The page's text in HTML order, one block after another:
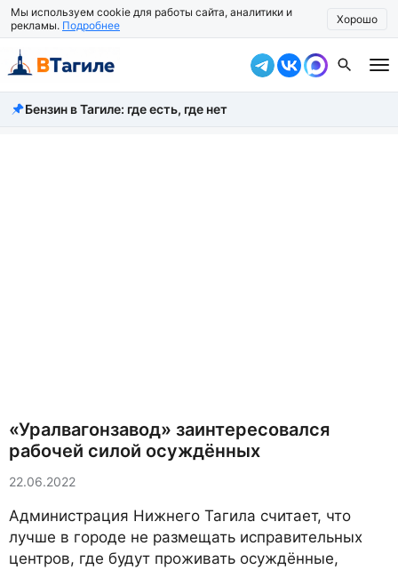
Мы используем cookie для работы сайта, аналитики и
рекламы. Подробнее Хорошо
Все новости
Бензин в Тагиле: где есть, где нет
«Уралвагонзавод» заинтересовался
рабочей силой осуждённых
22.06.2022
Администрация Нижнего Тагила считает, что
лучше в городе не размещать исправительных
центров, где будут проживать осуждённые,